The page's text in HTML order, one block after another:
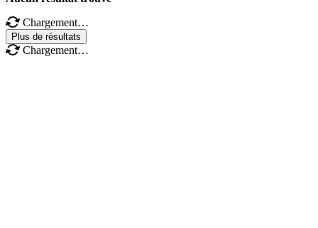
Chargement…
Plus de résultats
Chargement…